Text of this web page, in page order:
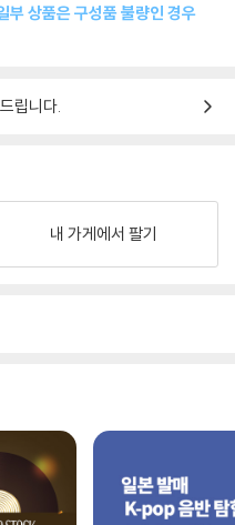
부 상품은 구성품 불량인 경우
립니다.
내 가게에서 팔기